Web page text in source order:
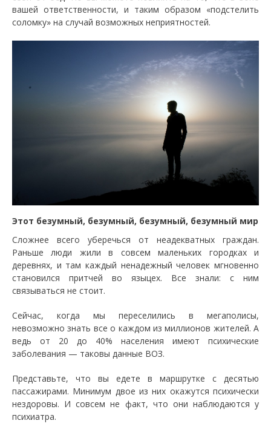
вашей ответственности, и таким образом «подстелить
соломку» на случай возможных неприятностей.
Этот безумный, безумный, безумный, безумный мир
Сложнее всего уберечься от неадекватных граждан.
Раньше люди жили в совсем маленьких городках и
деревнях, и там каждый ненадежный человек мгновенно
становился притчей во языцех. Все знали: с ним
связываться не стоит.
Сейчас, когда мы переселились в мегаполисы,
невозможно знать все о каждом из миллионов жителей. А
ведь от 20 до 40% населения имеют психические
заболевания — таковы данные ВОЗ.
Представьте, что вы едете в маршрутке с десятью
пассажирами. Минимум двое из них окажутся психически
нездоровы. И совсем не факт, что они наблюдаются у
психиатра.